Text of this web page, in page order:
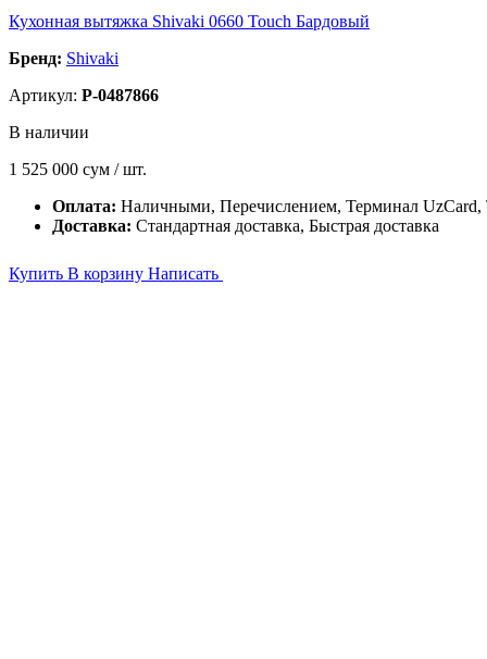
Кухонная вытяжка Shivaki 0660 Touch Бардовый
Бренд: Shivaki
Артикул: P-0487866
В наличии
1 525 000 сум / шт.
Оплата: Наличными, Перечислением, Терминал
Доставка: Стандартная доставка, Быстрая доставка
Купить В корзину Написать